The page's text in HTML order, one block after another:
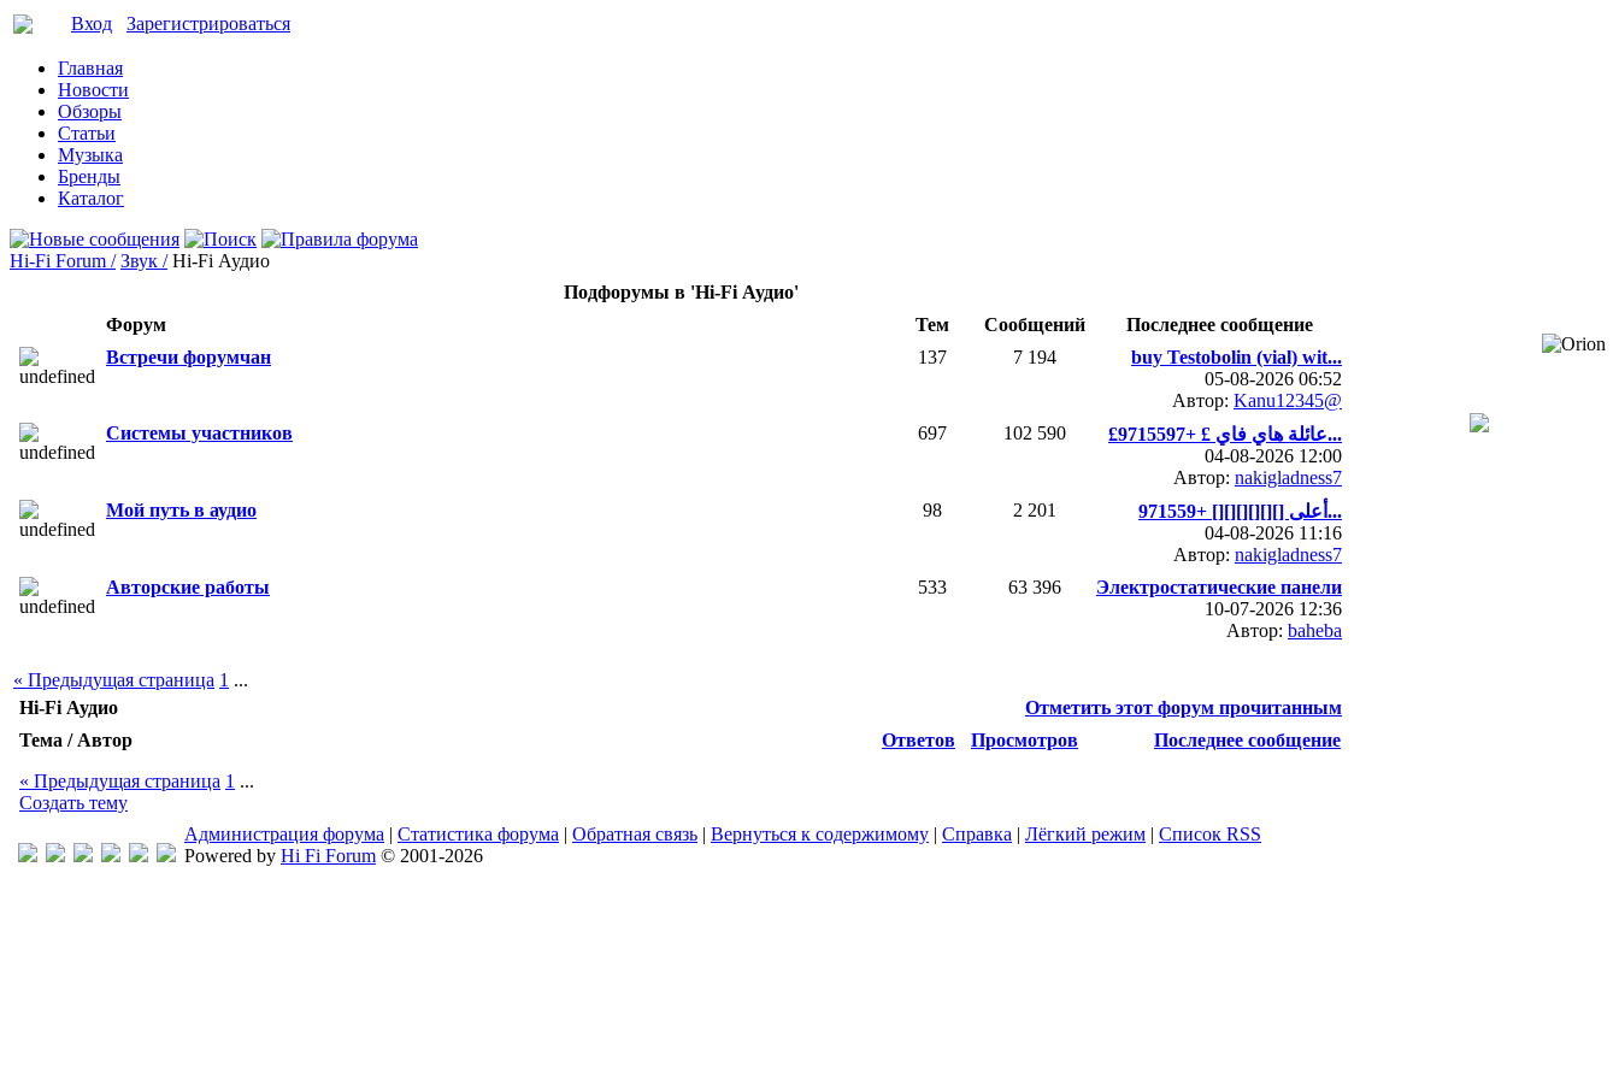
Вход Зарегистрироваться
Главная
Новости
Обзоры
Статьи
Музыка
Бренды
Каталог
Hi-Fi Forum / Звук / Hi-Fi Аудио
Подфорумы в 'Hi-Fi Аудио'
Форум
Тем Сообщений
Последнее сообщение
Встречи форумчан
137 7 194
buy Testobolin (vial) wit...
05-08-2026 06:52
Автор: Kanu12345@
Системы участников
697 102 590
£عائلة هاي فاي £ +9715597...
04-08-2026 12:00
Автор: nakigladness7
Мой путь в аудио
98 2 201
أعلى [][][][][][] +971559...
04-08-2026 11:16
Автор: nakigladness7
Авторские работы
533 63 396
Электростатические панели
10-07-2026 12:36
Автор: baheba
« Предыдущая страница 1 ...
Отметить этот форум прочитанным
Hi-Fi Аудио
Тема / Автор
Ответов Просмотров
Последнее сообщение
« Предыдущая страница 1 ...
Создать тему
Администрация форума | Статистика форума | Обратная связь | Вернуться к содержимому | Справка | Лёгкий режим | Список RSS
Powered by Hi Fi Forum © 2001-2026